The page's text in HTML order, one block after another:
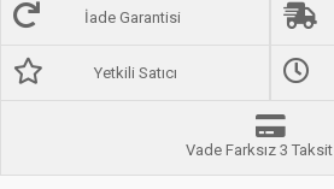
İade Garantisi
Yetkili Satıcı
Vade Farksız 3 Taksit